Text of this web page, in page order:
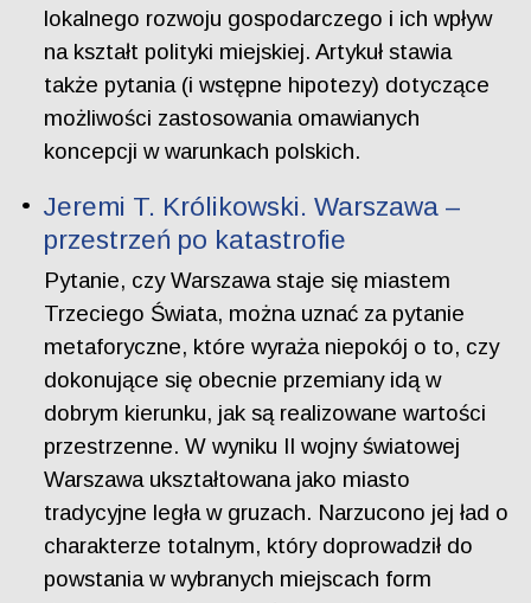
lokalnego rozwoju gospodarczego i ich wpływ
na kształt polityki miejskiej. Artykuł stawia
także pytania (i wstępne hipotezy) dotyczące
możliwości zastosowania omawianych
koncepcji w warunkach polskich.
Jeremi T. Królikowski. Warszawa –
przestrzeń po katastrofie
Pytanie, czy Warszawa staje się miastem
Trzeciego Świata, można uznać za pytanie
metaforyczne, które wyraża niepokój o to, czy
dokonujące się obecnie przemiany idą w
dobrym kierunku, jak są realizowane wartości
przestrzenne. W wyniku II wojny światowej
Warszawa ukształtowana jako miasto
tradycyjne legła w gruzach. Narzucono jej ład o
charakterze totalnym, który doprowadził do
powstania w wybranych miejscach form